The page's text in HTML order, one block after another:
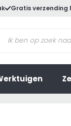
Gratis verzending
zoeken